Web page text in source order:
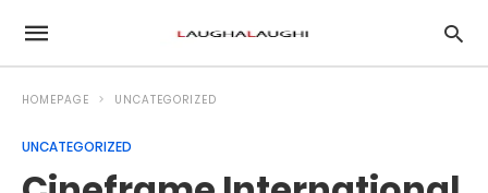
HOMEPAGE UNCATEGORIZED
UNCATEGORIZED